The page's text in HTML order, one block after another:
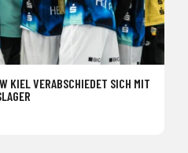
KIEL VERABSCHIEDET SICH MIT